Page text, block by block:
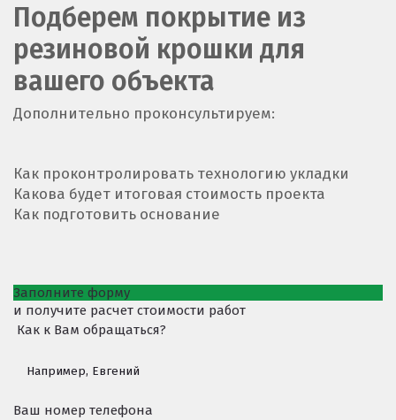
Подберем покрытие из
резиновой крошки для
вашего объекта
Дополнительно проконсультируем:
Как проконтролировать технологию укладки
Какова будет итоговая стоимость проекта
Как подготовить основание
Заполните форму
и получите расчет стоимости работ
Как к Вам обращаться?
Ваш номер телефона